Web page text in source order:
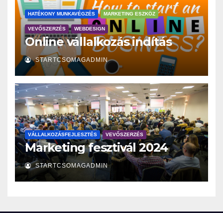
HATÉKONY MUNKAVÉGZÉS MARKETING ESZKÖZ
VEVŐSZERZÉS WEBDESIGN
Online vállalkozás indítás
STARTCSOMAGADMIN
VÁLLALKOZÁSFEJLESZTÉS VEVŐSZERZÉS
Marketing fesztivál 2024
STARTCSOMAGADMIN